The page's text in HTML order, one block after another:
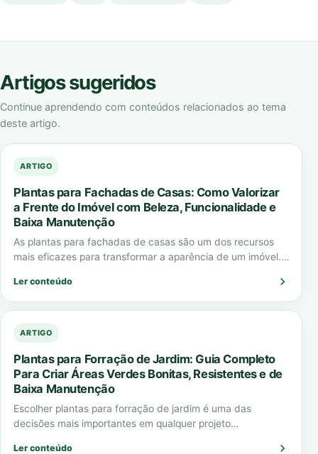
Artigos sugeridos
Continue aprendendo com conteúdos relacionados ao tema
deste artigo.
ARTIGO
Plantas para Fachadas de Casas: Como Valorizar
a Frente do Imóvel com Beleza, Funcionalidade e
Baixa Manutenção
As plantas para fachadas de casas são um dos recursos
mais eficazes para transformar a aparência de um imóvel.
Ler conteúdo
ARTIGO
Plantas para Forração de Jardim: Guia Completo
Para Criar Áreas Verdes Bonitas, Resistentes e de
Baixa Manutenção
Escolher plantas para forração de jardim é uma das
decisões mais importantes em qualquer projeto
Ler conteúdo